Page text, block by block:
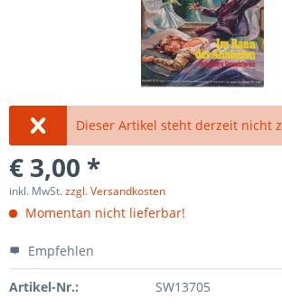
Dieser Artikel steht derzeit nicht
€ 3,00 *
inkl. MwSt.zzgl. Versandkosten
Momentan nicht lieferbar!
Empfehlen
Artikel-Nr.: SW13705